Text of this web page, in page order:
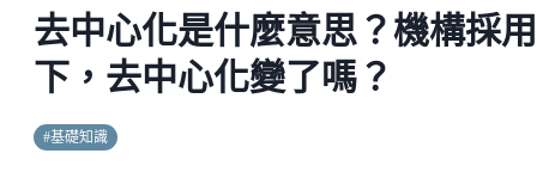
去中心化是什麼意思？機構採用
下，去中心化變了嗎？
#基礎知識